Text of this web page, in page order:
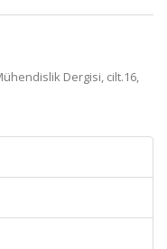
Dergisi, cilt.16,